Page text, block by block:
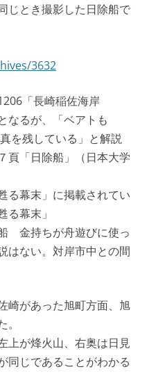
じとき撮影した日除船で
3632
「長崎稲佐海岸
なるが、「ベアトも
を残している」と解説
頁「日除船」（日本大学
る幕末」に掲載されてい
る幕末」
金持ちが舟遊びに使っ
はない。対岸市中との間
崎があった旭町方面、旭
上が烽火山、右奥は日見
同じであることがわかる